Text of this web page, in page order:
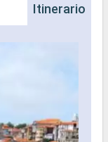
Itinerario